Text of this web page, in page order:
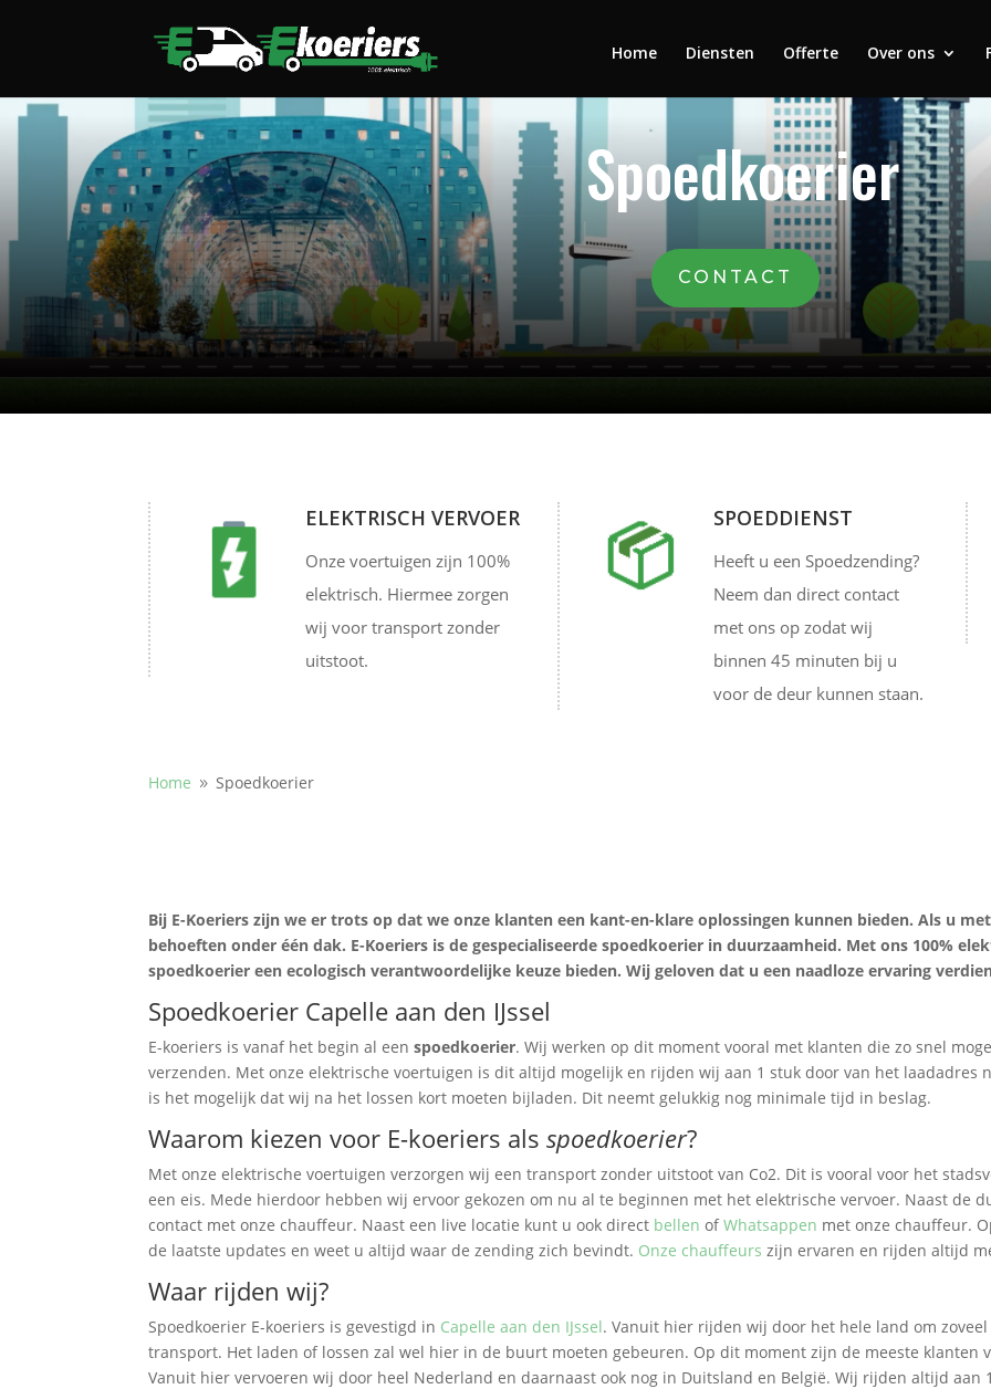
Home Diensten Offerte Over ons
Spoedkoerier
CONTACT
ELEKTRISCH VERVOER
Onze voertuigen zijn 100%
elektrisch. Hiermee zorgen
wij voor transport zonder
uitstoot.
SPOEDDIENST
Heeft u een Spoedzending?
Neem dan direct contact
met ons op zodat wij
binnen 45 minuten bij u
voor de deur kunnen staan.
Home 9 Spoedkoerier
Bij E-Koeriers zijn we er trots op dat we onze klanten een kant-en-klare oplossingen kunnen bieden. Als u
behoeften onder één dak. E-Koeriers is de gespecialiseerde spoedkoerier in duurzaamheid. Met ons 100%
spoedkoerier een ecologisch verantwoordelijke keuze bieden. Wij geloven dat u een naadloze ervaring
Spoedkoerier Capelle aan den IJssel
E-koeriers is vanaf het begin al eenspoedkoerier. Wij werken op dit moment vooral met klanten die zo snel
verzenden. Met onze elektrische voertuigen is dit altijd mogelijk en rijden wij aan 1 stuk door van het laadadres
is het mogelijk dat wij na het lossen kort moeten bijladen. Dit neemt gelukkig nog minimale tijd in beslag.
Waarom kiezen voor E-koeriers alsspoedkoerier?
Met onze elektrische voertuigen verzorgen wij een transport zonder uitstoot van Co2. Dit is vooral voor het
een eis. Mede hierdoor hebben wij ervoor gekozen om nu al te beginnen met het elektrische vervoer. Naast de
contact met onze chauffeur. Naast een live locatie kunt u ook direct bellen ofWhatsappen met onze chauffeur.
de laatste updates en weet u altijd waar de zending zich bevindt. Onze chauffeurs zijn ervaren en rijden altijd
Waar rijden wij?
Spoedkoerier E-koeriers is gevestigd in Capelle aan den IJssel. Vanuit hier rijden wij door het hele land om
transport. Het laden of lossen zal wel hier in de buurt moeten gebeuren. Op dit moment zijn de meeste klanten
Vanuit hier vervoeren wij door heel Nederland en daarnaast ook nog in Duitsland en België. Wij rijden altijd